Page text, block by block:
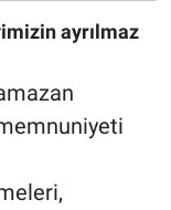
ayrılmaz